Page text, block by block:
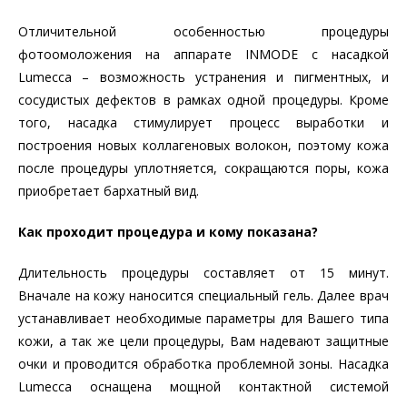
Отличительной особенностью процедуры
фотоомоложения на аппарате INMODE с насадкой
Lumecca – возможность устранения и пигментных, и
сосудистых дефектов в рамках одной процедуры. Кроме
того, насадка стимулирует процесс выработки и
построения новых коллагеновых волокон, поэтому кожа
после процедуры уплотняется, сокращаются поры, кожа
приобретает бархатный вид.
Как проходит процедура и кому показана?
Длительность процедуры составляет от 15 минут.
Вначале на кожу наносится специальный гель. Далее врач
устанавливает необходимые параметры для Вашего типа
кожи, а так же цели процедуры, Вам надевают защитные
очки и проводится обработка проблемной зоны. Насадка
Lumecca оснащена мощной контактной системой